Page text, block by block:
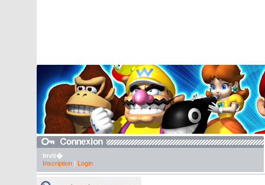
Invit�
Inscription| Login